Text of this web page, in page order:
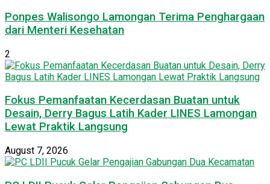
Ponpes Walisongo Lamongan Terima Penghargaan
dari Menteri Kesehatan
2
Fokus Pemanfaatan Kecerdasan Buatan untuk
Desain, Derry Bagus Latih Kader LINES Lamongan
Lewat Praktik Langsung
August 7, 2026